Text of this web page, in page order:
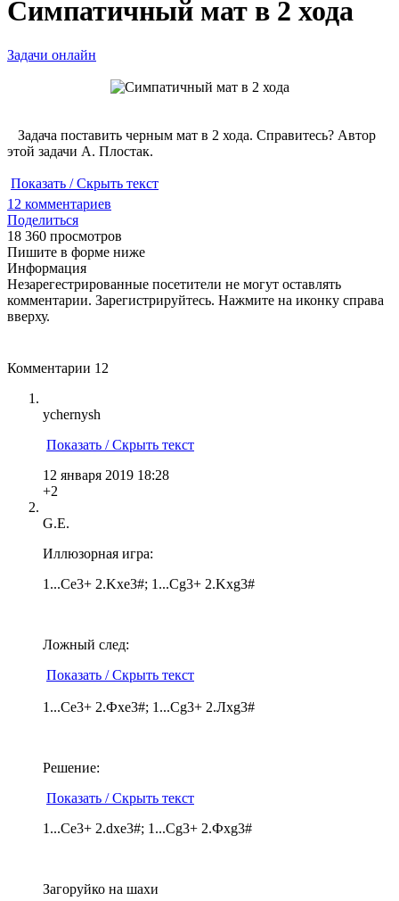
Симпатичный мат в 2 хода
Задачи онлайн
Задача поставить черным мат в 2 хода. Справитесь? Автор
этой задачи А. Плостак.
Показать / Скрыть текст
12 комментариев
Поделиться
18 360 просмотров
Пишите в форме ниже
Информация
Незарегестрированные посетители не могут оставлять
комментарии. Зарегистрируйтесь. Нажмите на иконку справа
вверху.
Комментарии 12
ychernysh
Показать / Скрыть текст
12 января 2019 18:28
+2
G.E.
Иллюзорная игра:
1...Се3+ 2.Kxe3#; 1...Сg3+ 2.Kxg3#
Ложный след:
Показать / Скрыть текст
1...Се3+ 2.Фxe3#; 1...Сg3+ 2.Лxg3#
Решение:
Показать / Скрыть текст
1...Се3+ 2.dxe3#; 1...Сg3+ 2.Фxg3#
Загоруйко на шахи